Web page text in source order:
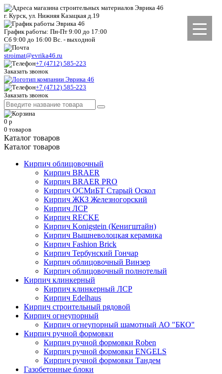
г. Курск, ул. Нижняя Казацкая д.19
График работы: Пн-Пт 9:00 до 17:00
Сб 9:00 до 16:00 Вс. - выходной
stroimat@evrika46.ru
+7 (4712) 585-223
Заказать звонок
+7 (4712) 585-223
Заказать звонок
0 р
0 товаров
Каталог товаров
Каталог товаров
Кирпич облицовочный
Кирпич BRAER
Кирпич BRAER PRO
Кирпич ОСМиБТ Старый Оскол
Кирпич ЖКЗ Железногорский
Кирпич ЛСР
Кирпич RECKE
Кирпич Konigstein (Кенигштайн)
Кирпич Вышневолоцкая керамика
Кирпич Fashion Brick
Кирпич Тербунский Гончар
Кирпич облицовочный Винзер
Кирпич облицовочный полнотелый
Кирпич клинкерный
Кирпич клинкерный ЛСР
Кирпич Edelhaus
Кирпич строительный рядовой
Кирпич огнеупорный
Кирпич огнеупорный шамотный АО "БКО"
Кирпич ручной формовки
Кирпич ручной формовки Roben
Кирпич ручной формовки ENGELS
Кирпич ручной формовки Тандем
Газобетонные блоки